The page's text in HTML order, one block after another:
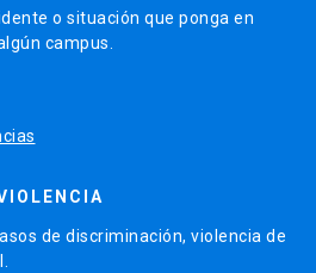
o situación que ponga en
campus.
de discriminación, violencia de